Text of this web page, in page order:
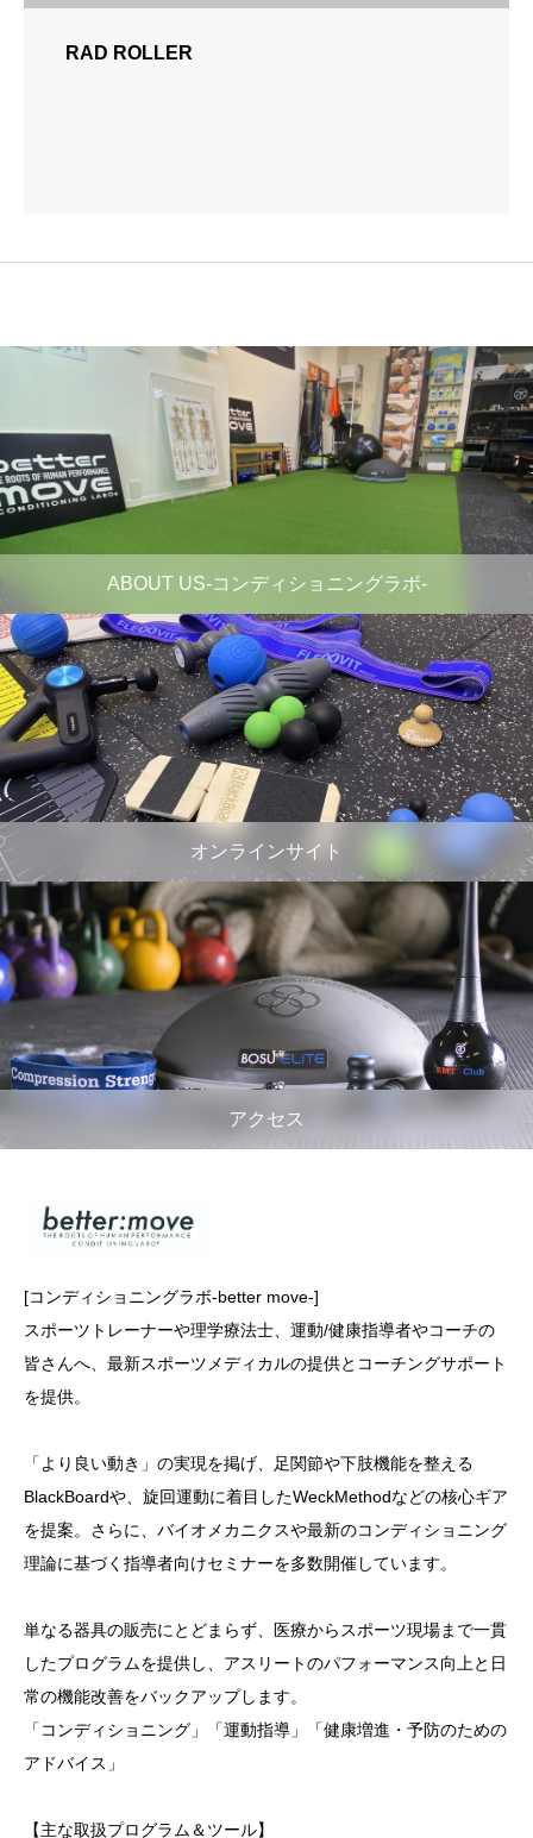
RAD ROLLER
ABOUT US-コンディショニングラボ-
オンラインサイト
アクセス
[コンディショニングラボ-better move-]
スポーツトレーナーや理学療法士、運動/健康指導者やコーチの
皆さんへ、最新スポーツメディカルの提供とコーチングサポート
を提供。
「より良い動き」の実現を掲げ、足関節や下肢機能を整える
BlackBoardや、旋回運動に着目したWeckMethodなどの核心ギア
を提案。さらに、バイオメカニクスや最新のコンディショニング
理論に基づく指導者向けセミナーを多数開催しています。
単なる器具の販売にとどまらず、医療からスポーツ現場まで一貫
したプログラムを提供し、アスリートのパフォーマンス向上と日
常の機能改善をバックアップします。
「コンディショニング」「運動指導」「健康増進・予防のための
アドバイス」
【主な取扱プログラム＆ツール】